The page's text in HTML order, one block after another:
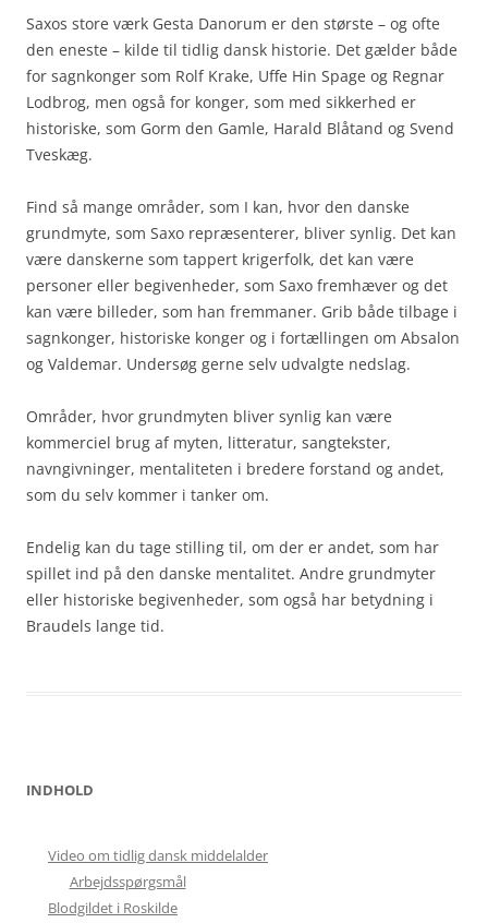
Saxos store værk Gesta Danorum er den største – og ofte
den eneste – kilde til tidlig dansk historie. Det gælder både
for sagnkonger som Rolf Krake, Uffe Hin Spage og Regnar
Lodbrog, men også for konger, som med sikkerhed er
historiske, som Gorm den Gamle, Harald Blåtand og Svend
Tveskæg.
Find så mange områder, som I kan, hvor den danske
grundmyte, som Saxo repræsenterer, bliver synlig. Det kan
være danskerne som tappert krigerfolk, det kan være
personer eller begivenheder, som Saxo fremhæver og det
kan være billeder, som han fremmaner. Grib både tilbage i
sagnkonger, historiske konger og i fortællingen om Absalon
og Valdemar. Undersøg gerne selv udvalgte nedslag.
Områder, hvor grundmyten bliver synlig kan være
kommerciel brug af myten, litteratur, sangtekster,
navngivninger, mentaliteten i bredere forstand og andet,
som du selv kommer i tanker om.
Endelig kan du tage stilling til, om der er andet, som har
spillet ind på den danske mentalitet. Andre grundmyter
eller historiske begivenheder, som også har betydning i
Braudels lange tid.
INDHOLD
Video om tidlig dansk middelalder
Arbejdsspørgsmål
Blodgildet i Roskilde